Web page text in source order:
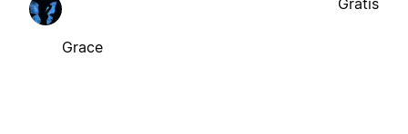
Grace